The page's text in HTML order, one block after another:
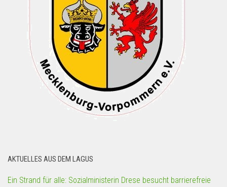
AKTUELLES AUS DEM LAGUS
Ein Strand für alle: Sozialministerin Drese besucht barrierefreie